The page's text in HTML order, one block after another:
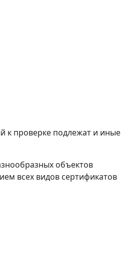
к проверке подлежат и иные
объектов
всех видов сертификатов